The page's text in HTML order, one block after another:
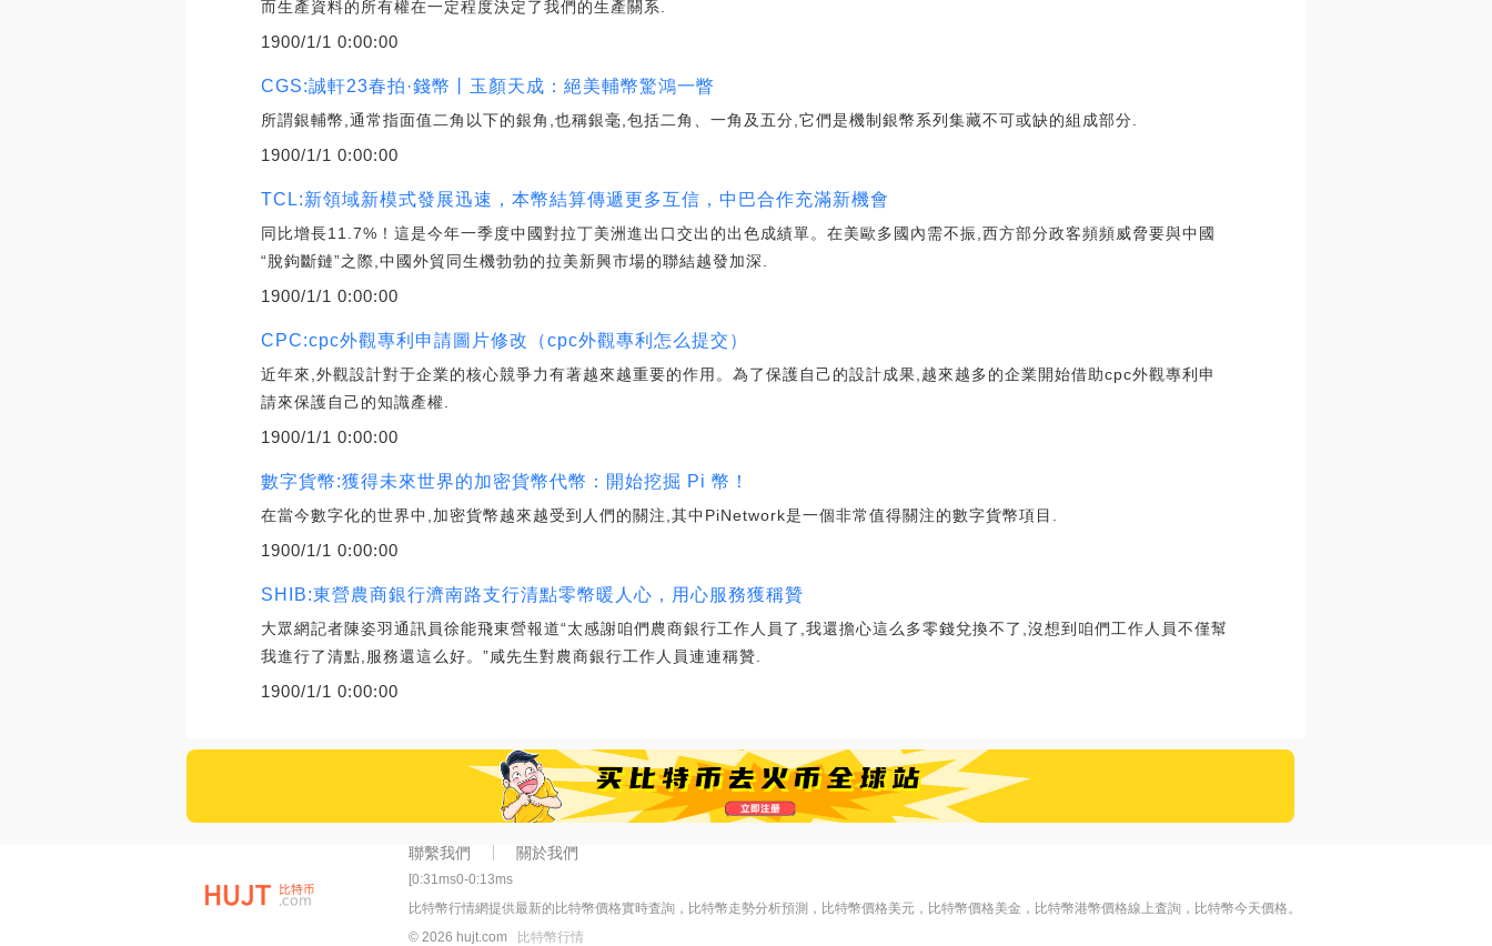
而生產資料的所有權在一定程度決定了我們的生產關系.
1900/1/1 0:00:00
CGS:誠軒23春拍·錢幣丨玉顏天成：絕美輔幣驚鴻一瞥
所謂銀輔幣,通常指面值二角以下的銀角,也稱銀毫,包括二角、一角及五分,它們是機制銀幣系列集藏不可或缺的組成部分.
1900/1/1 0:00:00
TCL:新領域新模式發展迅速，本幣結算傳遞更多互信，中巴合作充滿新機會
同比增長11.7%！這是今年一季度中國對拉丁美洲進出口交出的出色成績單。在美歐多國內需不振,西方部分政客頻頻威脅要與中國
“脫鉤斷鏈”之際,中國外貿同生機勃勃的拉美新興市場的聯結越發加深.
1900/1/1 0:00:00
CPC:cpc外觀專利申請圖片修改（cpc外觀專利怎么提交）
近年來,外觀設計對于企業的核心競爭力有著越來越重要的作用。為了保護自己的設計成果,越來越多的企業開始借助cpc外觀專利申
請來保護自己的知識產權.
1900/1/1 0:00:00
數字貨幣:獲得未來世界的加密貨幣代幣：開始挖掘 Pi 幣！
在當今數字化的世界中,加密貨幣越來越受到人們的關注,其中PiNetwork是一個非常值得關注的數字貨幣項目.
1900/1/1 0:00:00
SHIB:東營農商銀行濟南路支行清點零幣暖人心，用心服務獲稱贊
大眾網記者陳姿羽通訊員徐能飛東營報道“太感謝咱們農商銀行工作人員了,我還擔心這么多零錢兌換不了,沒想到咱們工作人員不僅幫
我進行了清點,服務還這么好。”咸先生對農商銀行工作人員連連稱贊.
1900/1/1 0:00:00
聯繫我們 關於我們
[0:31ms0-0:13ms
比特幣行情網提供最新的比特幣價格實時査詢，比特幣走勢分析預測，比特幣價格美元，比特幣價格美金，比特幣港幣價格線上査詢，比特幣今天價格。
© 2026 hujt.com
比特幣行情